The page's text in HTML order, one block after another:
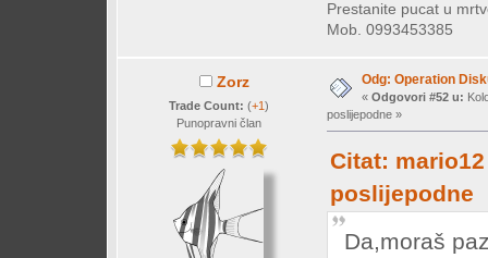
Prestanite pucat u
Mob. 0993453385
Zorz
Trade Count: (+1 )
Punopravni član
Odg: Operation
« Odgovori #52 u:
poslijepodne »
Citat:
poslijepodne
Da,moraš